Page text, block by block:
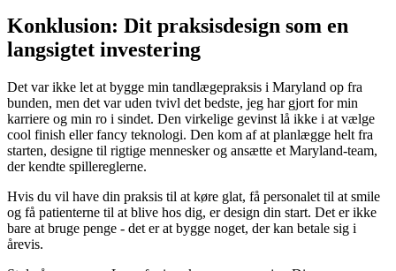
Konklusion: Dit praksisdesign som en
langsigtet investering
Det var ikke let at bygge min tandlægepraksis i Maryland op fra
bunden, men det var uden tvivl det bedste, jeg har gjort for min
karriere og min ro i sindet. Den virkelige gevinst lå ikke i at vælge
cool finish eller fancy teknologi. Den kom af at planlægge helt fra
starten, designe til rigtige mennesker og ansætte et Maryland-team,
der kendte spillereglerne.
Hvis du vil have din praksis til at køre glat, få personalet til at smile
og få patienterne til at blive hos dig, er design din start. Det er ikke
bare at bruge penge - det er at bygge noget, der kan betale sig i
årevis.